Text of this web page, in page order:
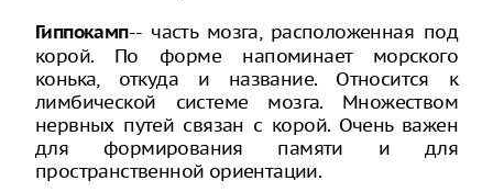
Гиппокамп-- часть мозга, расположенная под
корой. По форме напоминает морского
конька, откуда и название. Относится к
лимбической системе мозга. Множеством
нервных путей связан с корой. Очень важен
для формирования памяти и для
пространственной ориентации.